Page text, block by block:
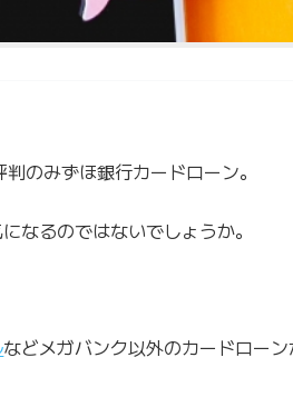
のみずほ銀行カードローン。
なるのではないでしょうか。
などメガバンク以外のカードロー